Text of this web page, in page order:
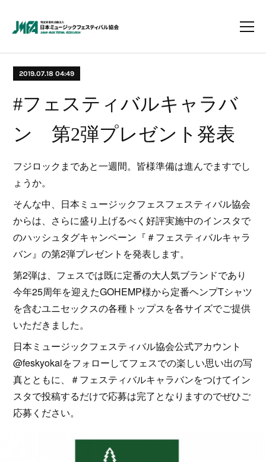
2019.07.18 04:49
#フェスティバルキャラバ
ン 第2弾プレゼント発表
フジロックまであと一週間。皆様準備は進んでますでし
ょうか。
そんな中、日本ミュージックフェスフェスティバル協会
からは、さらに盛り上げるべく好評実施中のインスタで
のハッシュタグキャンペーン『＃フェスティバルキャラ
バン』の第2弾プレゼントを発表します。
第2弾は、フェスでは既に定番の大人気ブランドであり
今年25周年を迎えたGOHEMP様から定番ヘンプTシャツ
を含むユニセックスの各種トップスを各サイズでご提供
いただきました。
日本ミュージックフェスティバル協会公式アカウント
@feskyokaiをフォローしてフェスでの楽しい思い出の写
真とともに、＃フェスティバルキャラバンをつけてイン
スタで投稿するだけで応募は完了となりますのでぜひご
応募ください。